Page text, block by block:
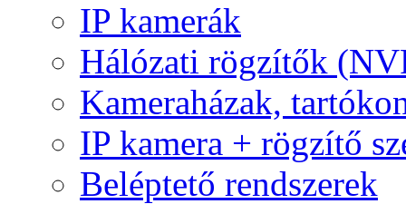
IP kamerák
Hálózati rögzítők
Kameraházak,
IP kamera + rögzítő
Beléptető rendszerek